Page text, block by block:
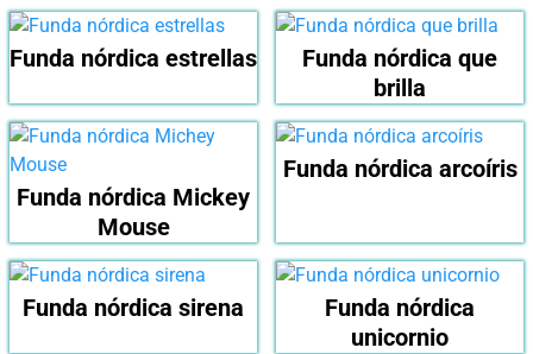
Funda nórdica estrellas
Funda nórdica que
brilla
Funda nórdica Mickey
Mouse
Funda nórdica arcoíris
Funda nórdica sirena
Funda nórdica
unicornio